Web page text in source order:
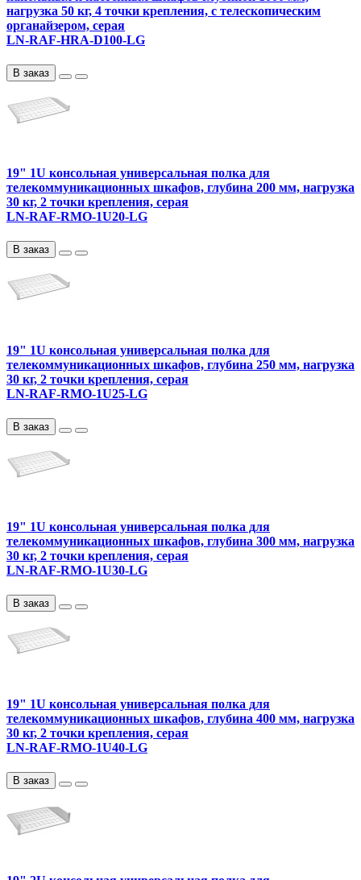
нагрузка 50 кг, 4 точки крепления, с телескопическим
органайзером, серая
LN-RAF-HRA-D100-LG
В заказ
19" 1U консольная универсальная полка для
телекоммуникационных шкафов, глубина 200 мм, нагрузка
30 кг, 2 точки крепления, серая
LN-RAF-RMO-1U20-LG
В заказ
19" 1U консольная универсальная полка для
телекоммуникационных шкафов, глубина 250 мм, нагрузка
30 кг, 2 точки крепления, серая
LN-RAF-RMO-1U25-LG
В заказ
19" 1U консольная универсальная полка для
телекоммуникационных шкафов, глубина 300 мм, нагрузка
30 кг, 2 точки крепления, серая
LN-RAF-RMO-1U30-LG
В заказ
19" 1U консольная универсальная полка для
телекоммуникационных шкафов, глубина 400 мм, нагрузка
30 кг, 2 точки крепления, серая
LN-RAF-RMO-1U40-LG
В заказ